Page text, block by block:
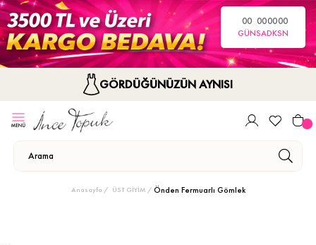
00
GÜN
00
SA
00
DK
00
SN
GÖRDÜĞÜNÜZÜN AYNISI
Anasayfa ÜST GİYİM Önden Fermuarlı Gömlek